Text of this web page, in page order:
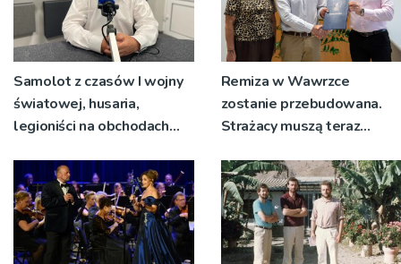
Samolot z czasów I wojny
światowej, husaria,
legioniści na obchodach
Warszawskiej w Woli
Rzędzińskiej
Remiza w Wawrzce
zostanie przebudowana.
Strażacy muszą teraz
wozem, żeby mieć miejsce
do przebierania na akcję